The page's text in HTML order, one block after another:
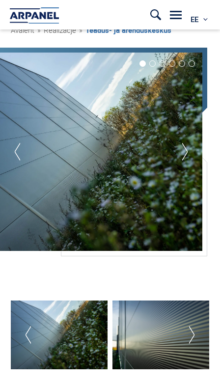
EE
Avaleht » Realizacje »Teadus- ja arenduskeskus